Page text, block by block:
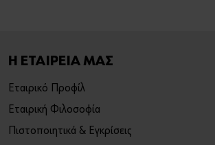
Η ΕΤΑΙΡΕΙΑ ΜΑΣ
Εταιρικό Προφίλ
Εταιρική Φιλοσοφία
Πιστοποιητικά & Εγκρίσεις